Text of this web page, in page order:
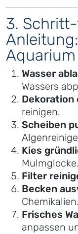
3.
Aquarium
Wasser
Wassers
reinigen.
Scheiben
Kies
Mulmglocke.
Filter
Becken
Chemikalien.
Frisches
anpassen